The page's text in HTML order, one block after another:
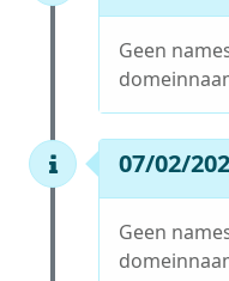
Geen
07/02/
Geen